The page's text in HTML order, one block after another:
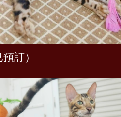
預訂）